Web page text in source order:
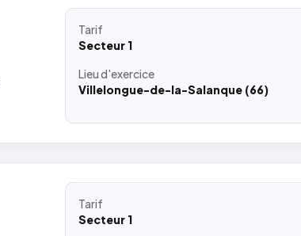
Tarif
Secteur 1
Lieud'exercice
Villelongue-de-la-Salanque (66)
Tarif
Secteur 1